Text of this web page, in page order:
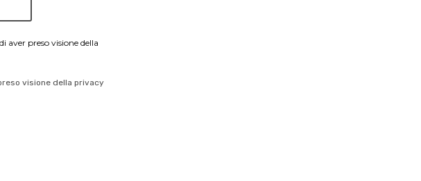
aver preso visione della
visione della privacy